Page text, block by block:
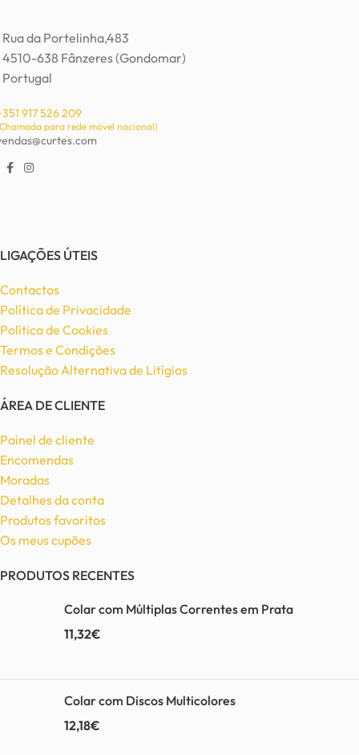
Rua da Portelinha,483
4510-638 Fânzeres (Gondomar)
Portugal
917 526 209
para rede móvel nacional)
LIGAÇÕES ÚTEIS
Contactos
Política de Privacidade
Política de Cookies
Termos e Condições
Resolução Alternativa de Litígios
ÁREA DE CLIENTE
Painel de cliente
Encomendas
Moradas
Detalhes da conta
Produtos favoritos
Os meus cupões
PRODUTOS RECENTES
Colar com Múltiplas Correntes em Prata
11,32€
Colar com Discos Multicolores
12,18€